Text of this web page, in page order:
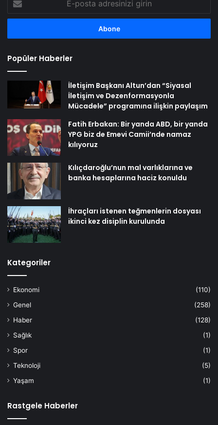
posta
adresinizi
Popüler Haberler
İletişim Başkanı Altun’dan “Siyasal
İletişim ve Dezenformasyonla
Mücadele” programına ilişkin paylaşım
Fatih Erbakan: Bir yanda ABD, bir yanda
YPG biz de Emevi Camii’nde namaz
kılıyoruz
Kılıçdaroğlu’nun mal varlıklarına ve
banka hesaplarına haciz konuldu
İhraçları istenen teğmenlerin dosyası
ikinci kez disiplin kurulunda
Kategoriler
Ekonomi
(110)
Genel
(258)
Haber
(128)
Sağlık
(1)
Spor
(1)
Teknoloji
(5)
Yaşam
(1)
Rastgele Haberler